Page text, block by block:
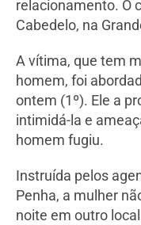
relacionamento. O
Cabedelo, na
A vítima, que tem
homem, foi
ontem (1º). Ele a
intimidá-la e
homem fugiu.
Instruída pelos
Penha, a mulher
noite em outro